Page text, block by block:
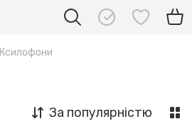
Ксилофони
За популярністю